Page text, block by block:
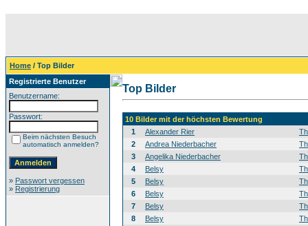
Home / Top Bilder
Registrierte Benutzer
Benutzername:
Passwort:
Beim nächsten Besuch
automatisch anmelden?
» Passwort vergessen
» Registrierung
Top Bilder
10 Bilder mit der höchsten Bewertung
1
Alexander Rier
2
Andrea Niederbacher
3
Angelika Niederbacher
4
Belsy
5
Belsy
6
Belsy
7
Belsy
8
Belsy